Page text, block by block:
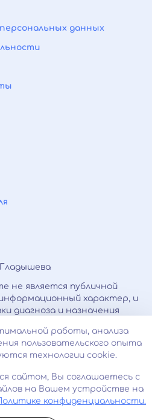
данных
не является публичной
характер, и
диагноза и назначения
необходимо
врачом. Консультационные
мессенджерам и в
информационный
услугами.
на
работы, анализа
пользовательского опыта
технологии cookie.
сайтом, Вы соглашаетесь с
на Вашем устройстве на
Политике конфиденциальности.